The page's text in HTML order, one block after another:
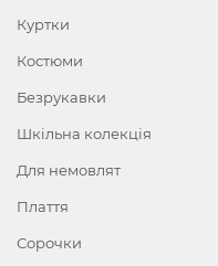
Куртки
Костюми
Безрукавки
Шкільна колекція
Для немовлят
Плаття
Сорочки